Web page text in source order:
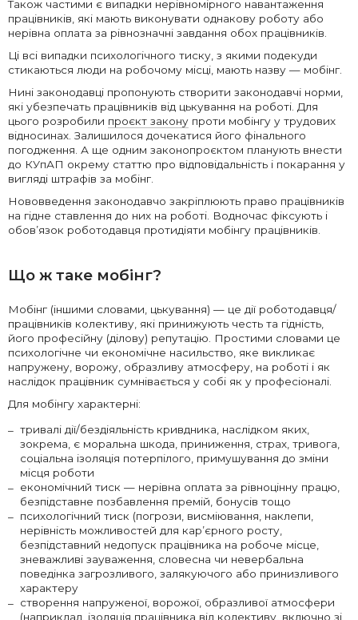
Також частими є випадки нерівномірного навантаження
працівників, які мають виконувати однакову роботу або
нерівна оплата за рівнозначні завдання обох працівників.
Ці всі випадки психологічного тиску, з якими подекуди
стикаються люди на робочому місці, мають назву — мобінг.
Нині законодавці пропонують створити законодавчі норми,
які убезпечать працівників від цькування на роботі. Для
цього розробили проєкт закону проти мобінгу у трудових
відносинах. Залишилося дочекатися його фінального
погодження. А ще одним законопроєктом планують внести
до КУпАП окрему статтю про відповідальність і покарання у
вигляді штрафів за мобінг.
Нововведення законодавчо закріплюють право працівників
на гідне ставлення до них на роботі. Водночас фіксують і
обов’язок роботодавця протидіяти мобінгу працівників.
Що ж таке мобінг?
Мобінг (іншими словами, цькування) — це дії роботодавця/
працівників колективу, які принижують честь та гідність,
його професійну (ділову) репутацію. Простими словами це
психологічне чи економічне насильство, яке викликає
напружену, ворожу, образливу атмосферу, на роботі і як
наслідок працівник сумнівається у собі як у професіоналі.
Для мобінгу характерні:
тривалі дії/бездіяльність кривдника, наслідком яких,
зокрема, є моральна шкода, приниження, страх, тривога,
соціальна ізоляція потерпілого, примушування до зміни
місця роботи
економічний тиск — нерівна оплата за рівноцінну працю,
безпідставне позбавлення премій, бонусів тощо
психологічний тиск (погрози, висміювання, наклепи,
нерівність можливостей для кар’єрного росту,
безпідставний недопуск працівника на робоче місце,
зневажливі зауваження, словесна чи невербальна
поведінка загрозливого, залякуючого або принизливого
характеру
створення напруженої, ворожої, образливої атмосфери
(наприклад, ізоляція працівника від колективу, включно зі